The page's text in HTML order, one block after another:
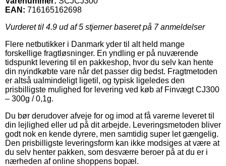
EAN: 716165162698
Vurderet til 4.9 ud af 5 stjerner baseret på 7anmeldelser
Flere netbutikker i Danmark yder til alt held mange
forskellige fragtløsninger. En yndling er på nuværende
tidspunkt levering til en pakkeshop, hvor du selv kan hente
din nyindkøbte vare når det passer dig bedst. Fragtmetoden
er altså ualmindeligt ligetil, og typisk ligeledes den
prisbilligste mulighed for levering ved køb af Finvægt CJ300
– 300g / 0,1g.
Du bør derudover afveje for og imod at få varerne leveret til
din lejlighed eller ud på dit arbejde. Leveringsmetoden bliver
godt nok en kende dyrere, men samtidig super let gængelig.
Den prisbilligste leveringsform kan ikke modsiges at være at
du selv henter pakken, som desværre beroer på at du er i
nærheden af online shoppens bopæl.